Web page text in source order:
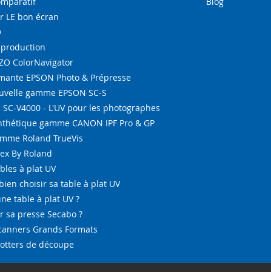
LE bon écran
production
ColorNavigator
EPSON Photo & Prépresse
gamme EPSON SC-S
SC-V4000 - L'UV pour les photographes
gamme CANON IPF Pro & GP
Roland TrueVis
By Roland
à plat UV
choisir sa table à plat UV
table à plat UV ?
sa presse Secabo ?
Grands Formats
de découpe